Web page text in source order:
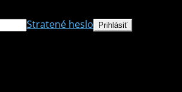
Stratené heslo